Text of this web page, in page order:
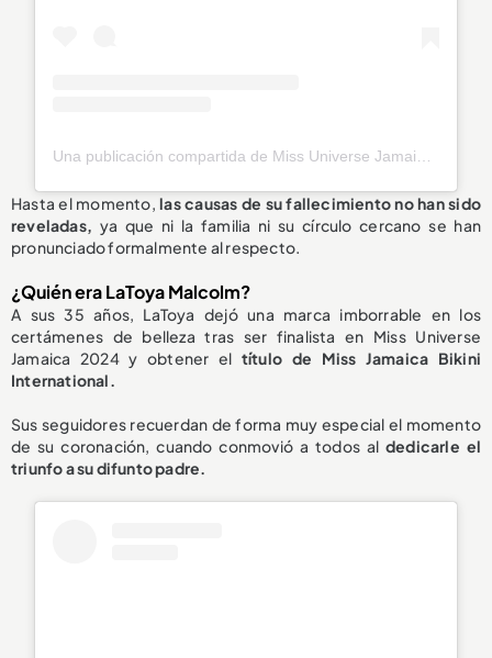
Hasta el momento,las causas de su fallecimientono han sido
reveladas, ya que ni la familia ni su círculo cercano se han
pronunciado formalmente al respecto.
¿Quién era LaToya Malcolm?
A sus 35 años, LaToya dejó una marca imborrable en los
certámenes de belleza tras ser finalista en Miss Universe
Jamaica 2024 y obtener el título de Miss Jamaica Bikini
International.
Sus seguidores recuerdan de forma muy especial el momento
de su coronación, cuando conmovió a todos al dedicarle el
triunfo a su difunto padre.